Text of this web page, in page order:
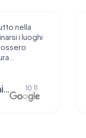
nella
i luoghi
anna severgnini 10.11.